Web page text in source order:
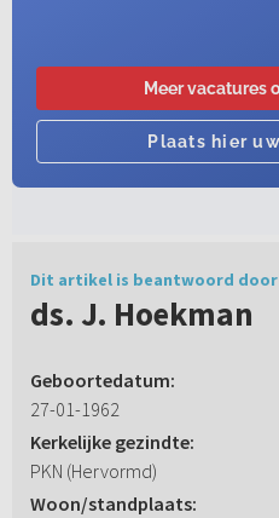
Dit artikel is beantwoord door
ds. J. Hoekman
Geboortedatum:
27-01-1962
Kerkelijke gezindte:
PKN (Hervormd)
Woon/standplaats: